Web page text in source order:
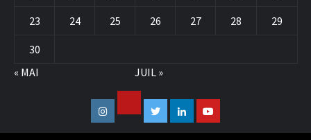
« MAI JUIL »
23 24 25 26 27 28 29
30
Instagram
Facebook
TwitterLinkedinYoutube